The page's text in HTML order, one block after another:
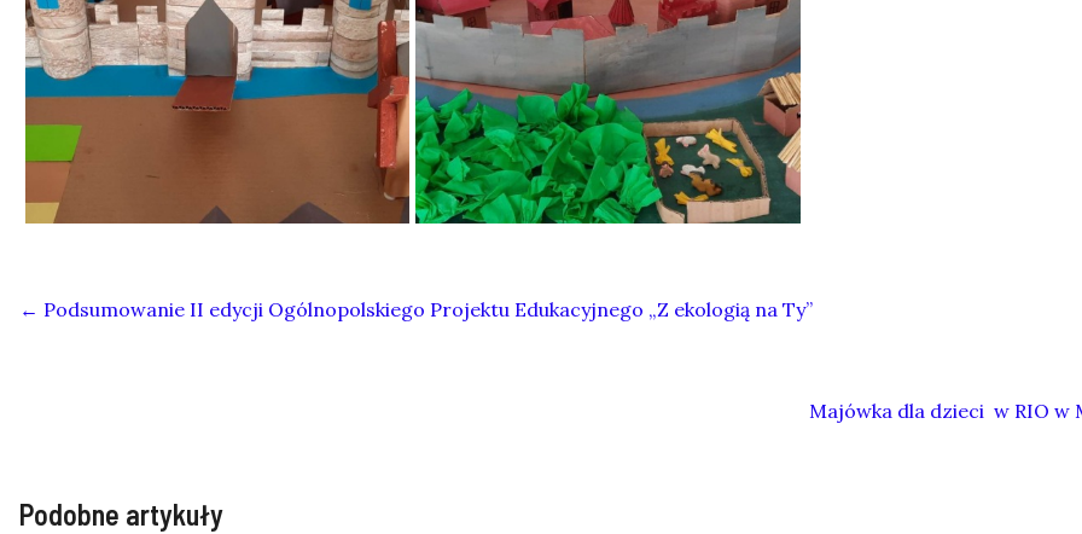
← Podsumowanie II edycji Ogólnopolskiego Projektu Edukacyjnego „Z ekologią na Ty”
Majówka dla dzieci w RIO w
Podobne artykuły